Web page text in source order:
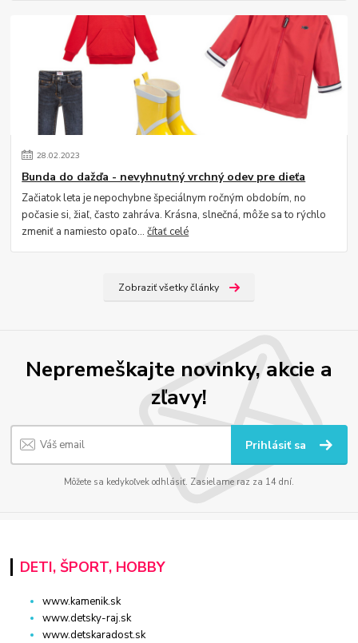
28.02.2023
Bunda do dažďa - nevyhnutný vrchný odev pre dieťa
Začiatok leta je nepochybne špeciálnym ročným obdobím, no
počasie si, žiaľ, často zahráva. Krásna, slnečná, môže sa to rýchlo
zmeniť a namiesto opaľo...čítať celé
Zobraziť všetky články
Nepremeškajte novinky, akcie a
zľavy!
Prihlásiť sa
Môžete sa kedykoľvek odhlásiť. Zasielame raz za 14 dní.
DETI, ŠPORT, HOBBY
www.kamenik.sk
www.detsky-raj.sk
www.detskaradost.sk